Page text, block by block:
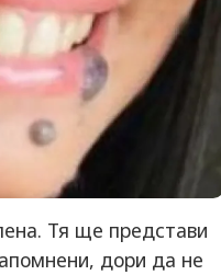
Тя ще представи
дори да не